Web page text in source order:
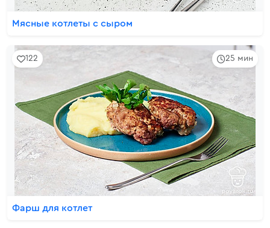
Мясные котлеты с сыром
25 мин
122
Фарш для котлет